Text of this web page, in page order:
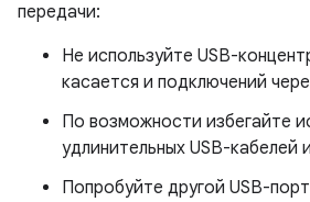
передачи:
Не используйте USB-
касается и подключений
По возможности избегайте
удлинительных USB-кабелей
Попробуйте другой USB-